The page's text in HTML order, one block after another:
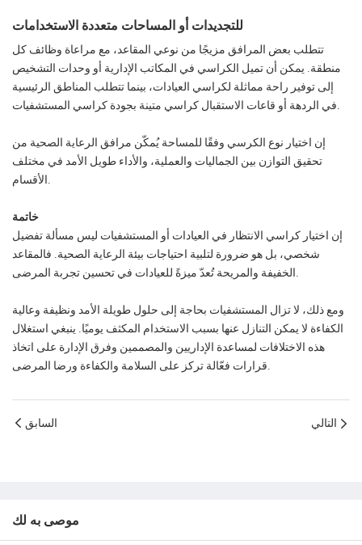
للتجديدات أو المساحات متعددة الاستخدامات
تتطلب بعض المرافق مزيجًا من نوعي المقاعد، مع مراعاة وظائف كل
منطقة. يمكن أن تميل الكراسي في المكاتب الإدارية أو وحدات التشخيص
إلى توفير راحة مماثلة لكراسي العيادات، بينما تتطلب المناطق الرئيسية
في الردهة أو قاعات الاستقبال كراسي متينة بجودة كراسي المستشفيات.
إن اختيار نوع الكرسي وفقًا للمساحة يُمكّن مرافق الرعاية الصحية من
تحقيق التوازن بين الجماليات والعملية، والأداء طويل الأمد في مختلف
الأقسام.
خاتمة
إن اختيار كراسي الانتظار في العيادات أو المستشفيات ليس مسألة تفضيل
شخصي، بل هو ضرورة لتلبية احتياجات بيئة الرعاية الصحية. فالمقاعد
الخفيفة والمريحة تُعدّ ميزةً للعيادات في تحسين تجربة المرضى.
ومع ذلك، لا تزال المستشفيات بحاجة إلى حلول طويلة الأمد ونظيفة وعالية
الكفاءة لا يمكن التنازل عنها بسبب الاستخدام المكثف يوميًا. ينبغي استغلال
هذه الاختلافات لمساعدة الإداريين والمصممين وفرق الإدارة على اتخاذ
قرارات فعّالة تركز على السلامة والكفاءة ورضا المرضى.
السابق التالي
موصى به لك